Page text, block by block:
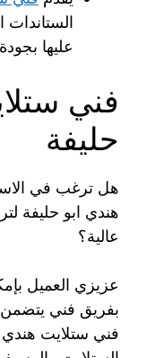
الستاندات
عليها
فني
حليفة
هل ترغب في
هندي ابو حليفة
عالية؟
عزيزي العميل
بفريق فني يتضمن
فني ستلايت هندي